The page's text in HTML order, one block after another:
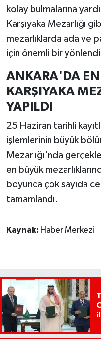
kolay bulmalarına
Karşıyaka Mezarlığı
mezarlıklarda ada ve
için önemli bir
ANKARA'DA EN
KARŞIYAKA
YAPILDI
25 Haziran tarihli
işlemlerinin büyük
Mezarlığı'nda
en büyük
boyunca çok sayıda
tamamlandı.
Kaynak: Haber Merkezi